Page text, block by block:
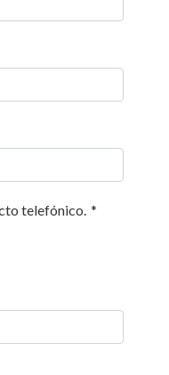
telefónico. *